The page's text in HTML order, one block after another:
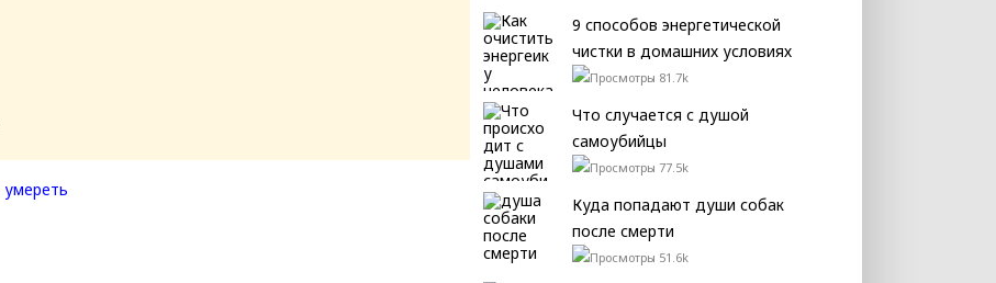
9 способов энергетической
чистки в домашних условиях
81.7k
Что случается с душой
самоубийцы
77.5k
Куда попадают души собак
после смерти
51.6k